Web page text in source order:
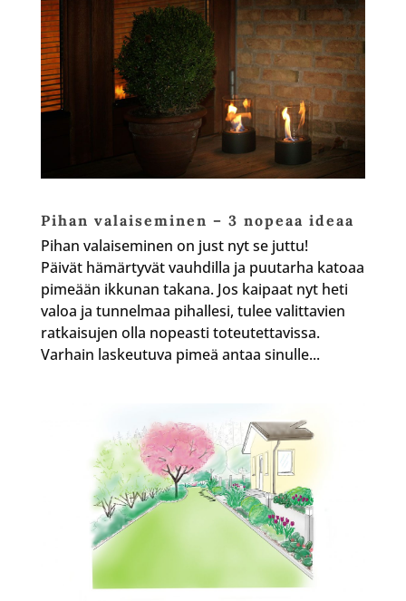
Pihan valaiseminen – 3 nopeaa ideaa
Pihan valaiseminen on just nyt se juttu!
Päivät hämärtyvät vauhdilla ja puutarha katoaa
pimeään ikkunan takana. Jos kaipaat nyt heti
valoa ja tunnelmaa pihallesi, tulee valittavien
ratkaisujen olla nopeasti toteutettavissa.
Varhain laskeutuva pimeä antaa sinulle...